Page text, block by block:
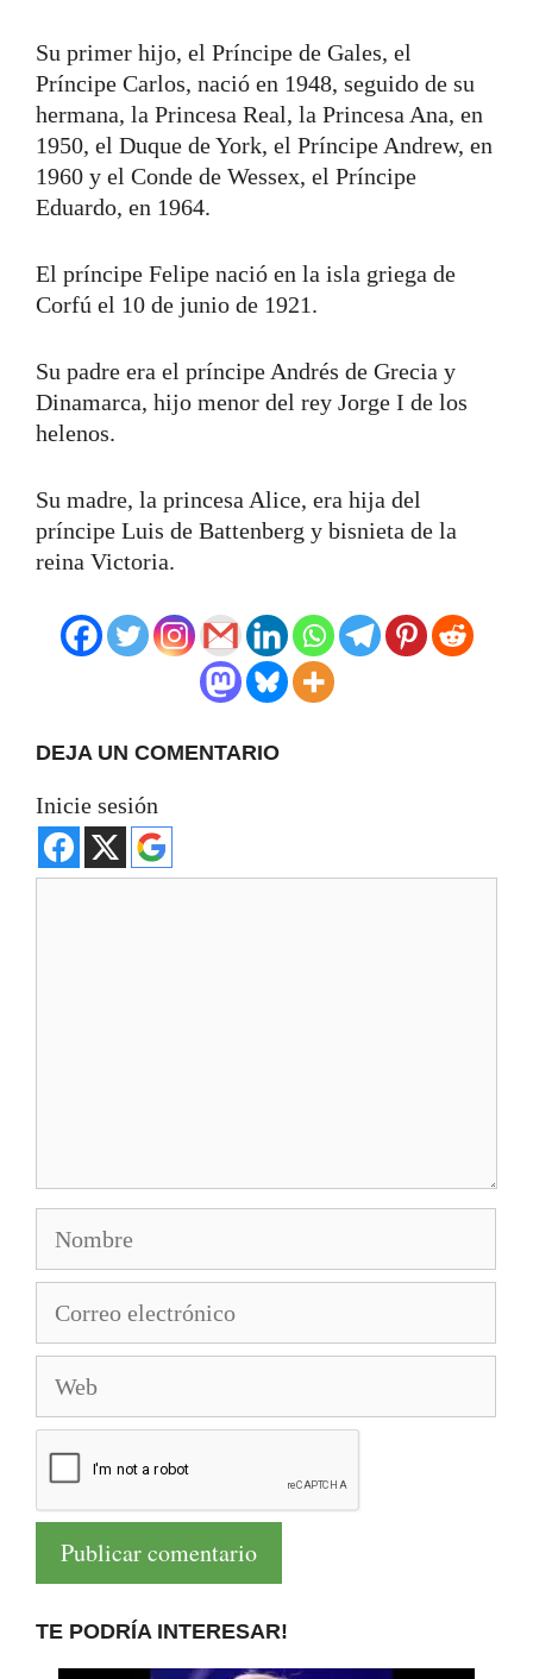
Su primer hijo, el Príncipe de Gales, el
Príncipe Carlos, nació en 1948, seguido de su
hermana, la Princesa Real, la Princesa Ana, en
1950, el Duque de York, el Príncipe Andrew, en
1960 y el Conde de Wessex, el Príncipe
Eduardo, en 1964.
El príncipe Felipe nació en la isla griega de
Corfú el 10 de junio de 1921.
Su padre era el príncipe Andrés de Grecia y
Dinamarca, hijo menor del rey Jorge I de los
helenos.
Su madre, la princesa Alice, era hija del
príncipe Luis de Battenberg y bisnieta de la
reina Victoria.
DEJA UN COMENTARIO
Inicie sesión
electrónico
TE PODRÍA INTERESAR!